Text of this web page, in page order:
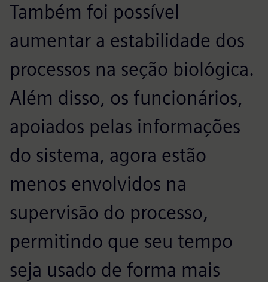
Também foi possível
aumentar a estabilidade dos
processos na seção biológica.
Além disso, os funcionários,
apoiados pelas informações
do sistema, agora estão
menos envolvidos na
supervisão do processo,
permitindo que seu tempo
seja usado de forma mais